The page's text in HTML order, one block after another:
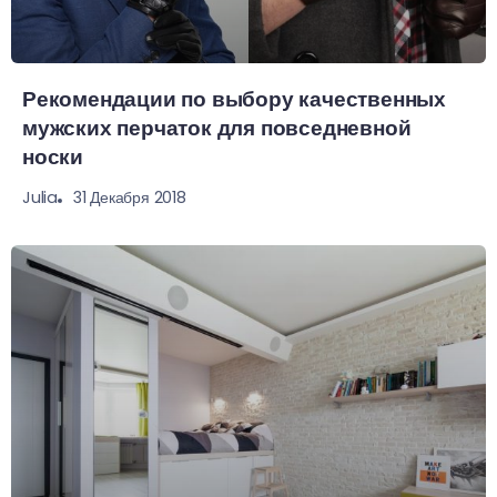
Рекомендации по выбору качественных
мужских перчаток для повседневной
носки
Julia 31 Декабря 2018